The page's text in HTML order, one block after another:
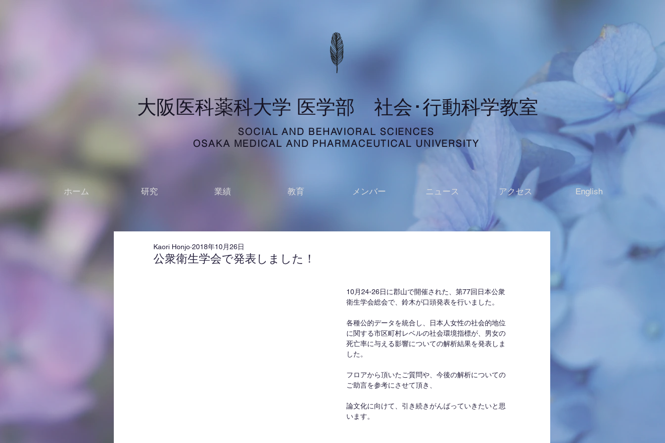
​大阪医科薬科大学 医学部 社会･行動科学教室
SOCIAL AND BEHAVIORAL SCIENCES
OSAKA MEDICAL AND PHARMACEUTICAL UNIVERSITY
ホーム 研究 業績 教育 メンバー ニュース アクセス English
公衆衛生学会で発表しました！
Kaori Honjo 2018年10月26日
10月24-26日に郡山で開催された、第77回日本公衆
衛生学会総会で、鈴木が口頭発表を行いました。
各種公的データを統合し、日本人女性の社会的地位
に関する市区町村レベルの社会環境指標が、男女の
死亡率に与える影響についての解析結果を発表しま
した。
フロアから頂いたご質問や、今後の解析についての
ご助言を参考にさせて頂き、
論文化に向けて、引き続きがんばっていきたいと思
います。